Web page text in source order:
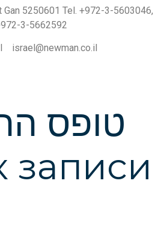
Gan 5250601 Tel. +972-3-5603046,
3-5662592
israel@newman.co.il
טופס
записи